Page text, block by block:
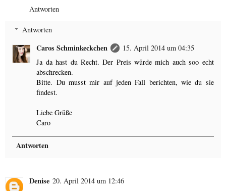
Antworten
Antworten
Caros Schminkeckchen
15. April 2014 um 04:35
Ja da hast du Recht. Der Preis würde mich auch soo echt
abschrecken.
Bitte. Du musst mir auf jeden Fall berichten, wie du sie
findest.
Liebe Grüße
Caro
Antworten
Denise 20. April 2014 um 12:46